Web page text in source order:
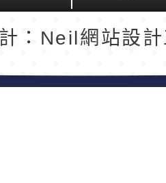
返回頂端
：Neil網站設